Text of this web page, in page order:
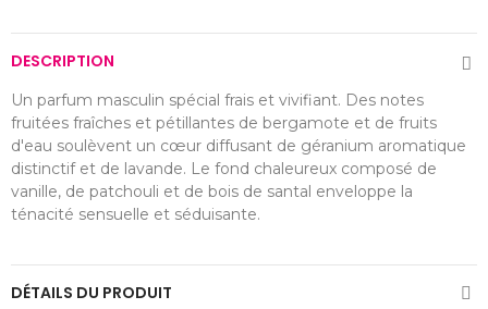
DESCRIPTION
Un parfum masculin spécial frais et vivifiant. Des notes
fruitées fraîches et pétillantes de bergamote et de fruits
d'eau soulèvent un cœur diffusant de géranium aromatique
distinctif et de lavande. Le fond chaleureux composé de
vanille, de patchouli et de bois de santal enveloppe la
ténacité sensuelle et séduisante.
DÉTAILS DU PRODUIT